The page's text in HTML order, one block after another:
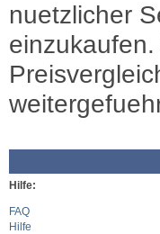
nuetzlicher
Hilfe:
FAQ
Hilfe